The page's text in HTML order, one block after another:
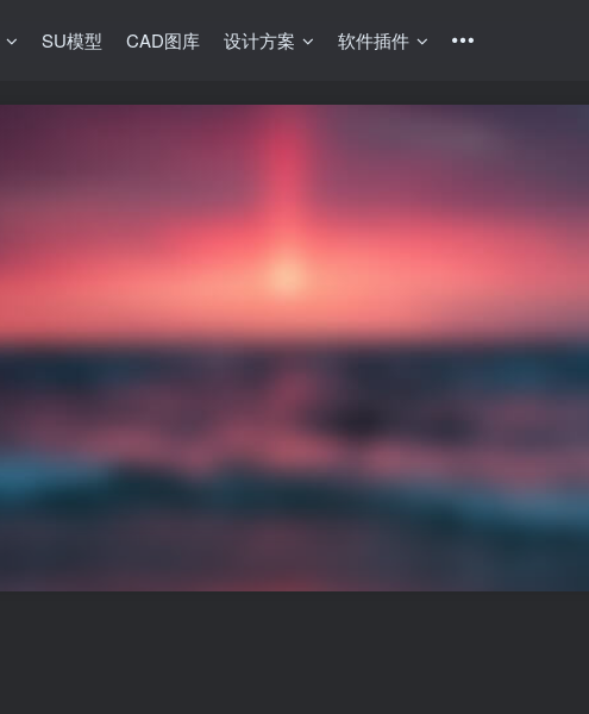
SU模型 CAD图库 设计方案 软件插件